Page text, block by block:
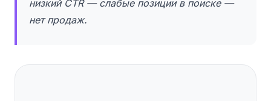
низкий CTR — слабые позиции в поиске —
нет продаж.